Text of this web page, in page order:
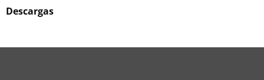
Descargas